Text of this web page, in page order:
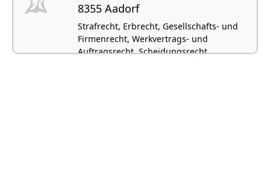
8355 Aadorf
Strafrecht, Erbrecht, Gesellschafts- und
Firmenrecht, Werkvertrags- und
Auftragsrecht, Scheidungsrecht